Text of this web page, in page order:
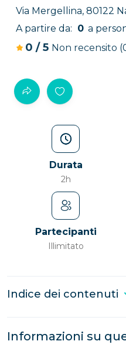
Via Mergellina, 80122
A partire da: 0 a
0 /5 Non recensito
Durata
2h
Partecipanti
Illimitato
Indice dei contenuti
Informazioni su